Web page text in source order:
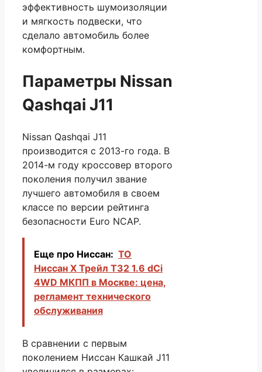
эффективность шумоизоляции
и мягкость подвески, что
сделало автомобиль более
комфортным.
Параметры Nissan
Qashqai J11
Nissan Qashqai J11
производится с 2013-го года. В
2014-м году кроссовер второго
поколения получил звание
лучшего автомобиля в своем
классе по версии рейтинга
безопасности Euro NCAP.
Еще про Ниссан: ТО
Ниссан Х Трейл T32 1.6 dCi
4WD МКПП в Москве: цена,
регламент технического
обслуживания
В сравнении с первым
поколением Ниссан Кашкай J11